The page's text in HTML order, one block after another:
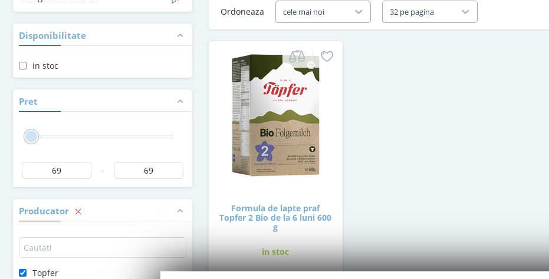
Disponibilitate
in stoc
Pret
-
Producator
Topfer
Ordoneaza cele mai noi 32 pe pagina
Formula de lapte praf
Topfer 2 Bio de la 6 luni 600
g
in stoc